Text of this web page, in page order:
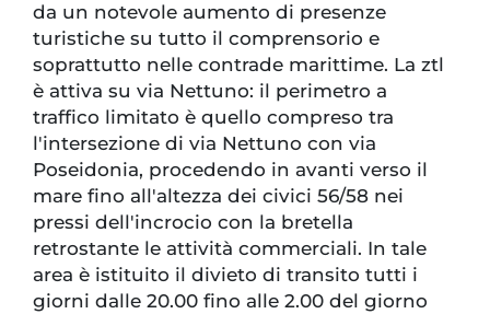
da un notevole aumento di presenze
turistiche su tutto il comprensorio e
soprattutto nelle contrade marittime. La ztl
è attiva su via Nettuno: il perimetro a
traffico limitato è quello compreso tra
l'intersezione di via Nettuno con via
Poseidonia, procedendo in avanti verso il
mare fino all'altezza dei civici 56/58 nei
pressi dell'incrocio con la bretella
retrostante le attività commerciali. In tale
area è istituito il divieto di transito tutti i
giorni dalle 20.00 fino alle 2.00 del giorno